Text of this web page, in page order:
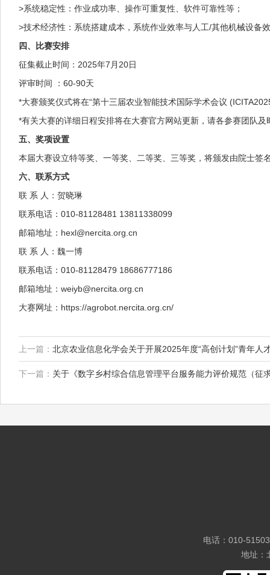
>系统稳定性：作业成功率、操作可重复性、软件可靠性等；
>技术经济性：系统搭建成本，系统作业效率与人工/其他机械设备
四、比赛安排
征集截止时间：2025年7月20日
评审时间 ：60-90天
*大赛颁奖仪式将在“第十三届农业智能技术国际学术会议
*有关大赛的详细日程安排将在大赛官方网站更新，请各参赛团队及
五、奖项设置
本届大赛设立特等奖、一等奖、二等奖、三等奖，将颁发由院士签
六、联系方式
联 系 人：贺晓琳
联系电话：010-81128481 13811338099
邮箱地址：hexl@nercita.org.cn
联 系 人：魏一博
联系电话：010-81128479 18686777186
邮箱地址：weiyb@nercita.org.cn
大赛网址：https://agrobot.nercita.org.cn/
上一篇： 北京农业信息化学会关于开展2025年度“高创计划”青年人
下一篇： 关于《数字乡村综合信息管理平台服务能力评价规范（征
电话：010-
地址：